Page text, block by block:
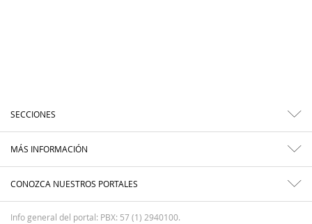
SECCIONES
MÁS INFORMACIÓN
CONOZCA NUESTROS PORTALES
Info general del portal: PBX: 57 (1) 2940100.